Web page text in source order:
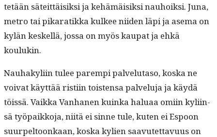
tetään säteit­täisik­si ja kehämäisik­si nauhoik­si. Juna,
metro tai pikaratik­ka kul­kee niiden läpi ja ase­ma on
kylän keskel­lä, jos­sa on myös kau­pat ja ehkä
koulukin.
Nauhakyli­in tulee parem­pi palve­lu­ta­so, kos­ka ne
voivat käyt­tää ris­ti­in tois­t­en­sa palvelu­ja ja käy­dä
töis­sä. Vaik­ka Van­hanen kuin­ka halu­aa omi­in kyli­in­
sä työ­paikko­ja, niitä ei sinne tule, kuten ei Espoon
suurpel­toonkaan, kos­ka kylien saavutet­tavu­us on